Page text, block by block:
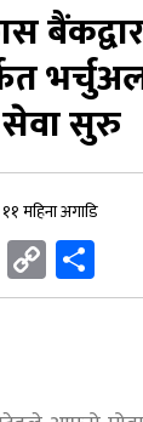
भर्चुअल
सेवा सुरु
११ महिना अगाडि
Messenger
Copy
Link